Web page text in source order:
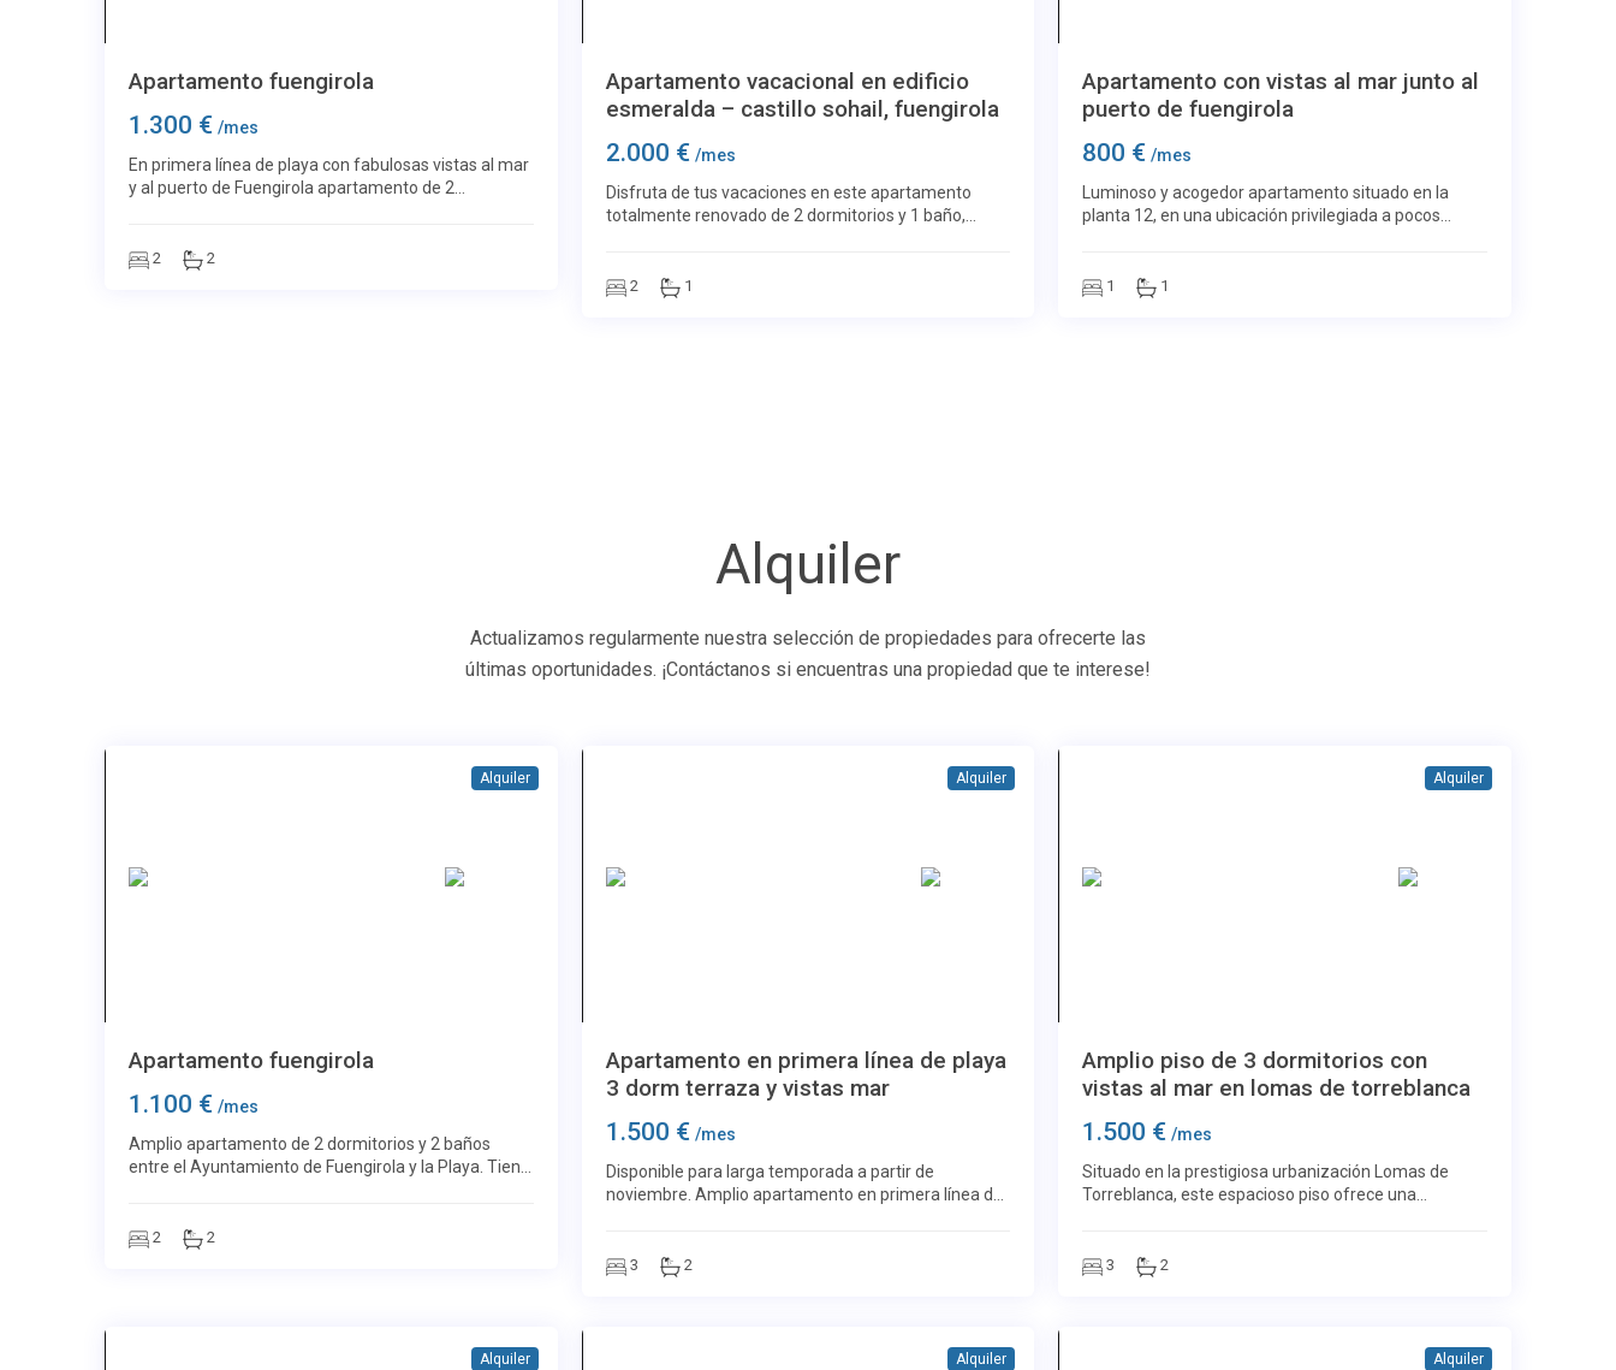
Apartamento fuengirola
1.300 € /mes
En primera línea de playa con fabulosas vistas al mar
y al puerto de Fuengirola apartamento de 2
2 2
Apartamento vacacional en edificio
esmeralda – castillo sohail, fuengirola
2.000 € /mes
Disfruta de tus vacaciones en este apartamento
totalmente renovado de 2 dormitorios y 1 baño,
2 1
Apartamento con vistas al mar junto al
puerto de fuengirola
800 € /mes
Luminoso y acogedor apartamento situado en la
planta 12, en una ubicación privilegiada a pocos
1 1
Alquiler
Actualizamos regularmente nuestra selección de propiedades para ofrecerte las
últimas oportunidades. ¡Contáctanos si encuentras una propiedad que te interese!
Alquiler
Apartamento fuengirola
1.100 € /mes
Amplio apartamento de 2 dormitorios y 2 baños
entre el Ayuntamiento de Fuengirola y la Playa. Tiene
2 2
Alquiler
Apartamento en primera línea de playa
3 dorm terraza y vistas mar
1.500 € /mes
Disponible para larga temporada a partir de
noviembre. Amplio apartamento en primera línea de
ap 3 2
Alquiler
Amplio piso de 3 dormitorios con
vistas al mar en lomas de torreblanca
1.500 € /mes
Situado en la prestigiosa urbanización Lomas de
Torreblanca, este espacioso piso ofrece una
Fuengirol
3 2
Alquiler Alquiler Alquiler